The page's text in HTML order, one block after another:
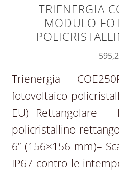
TRIENERGIA
MODULO
Trienergia
fotovoltaico
EU) Rettangolare –
policristallino
6” (156×156 mm)–
IP67 contro le